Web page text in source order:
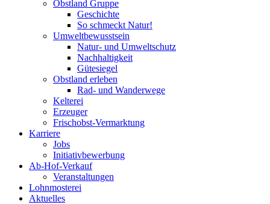
Obstland Gruppe
Geschichte
So schmeckt Natur!
Umweltbewusstsein
Natur- und Umweltschutz
Nachhaltigkeit
Gütesiegel
Obstland erleben
Rad- und Wanderwege
Kelterei
Erzeuger
Frischobst-Vermarktung
Karriere
Jobs
Initiativbewerbung
Ab-Hof-Verkauf
Veranstaltungen
Lohnmosterei
Aktuelles